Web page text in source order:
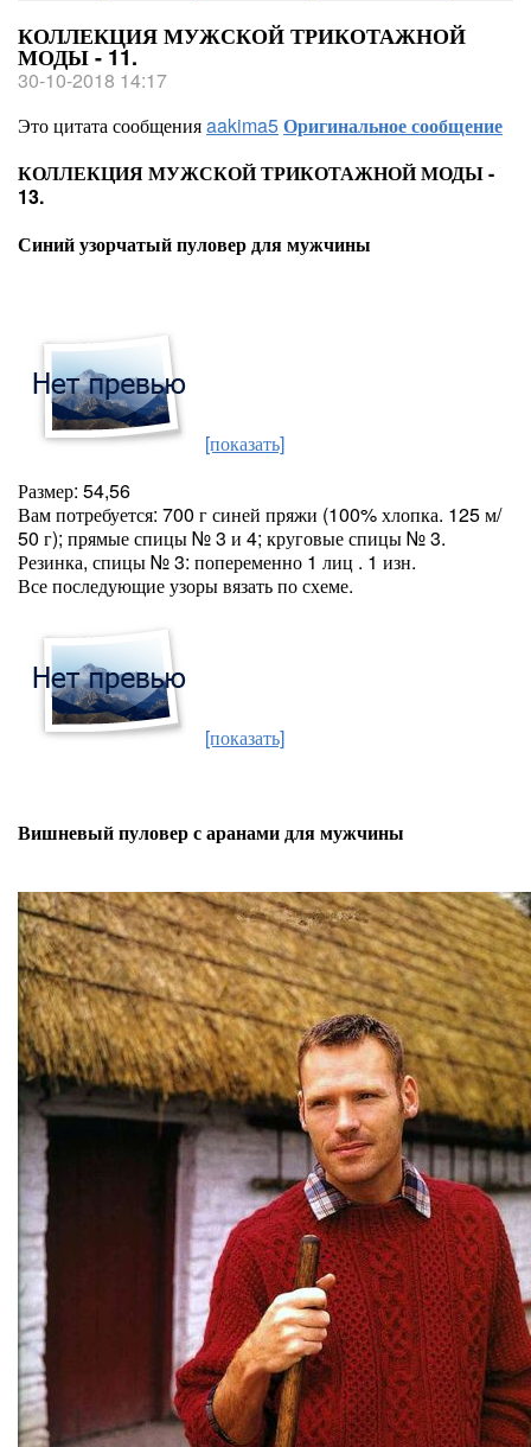
КОЛЛЕКЦИЯ МУЖСКОЙ ТРИКОТАЖНОЙ
МОДЫ - 11.
30-10-2018 14:17
Это цитата сообщенияaakima5Оригинальное сообщение
КОЛЛЕКЦИЯ МУЖСКОЙ ТРИКОТАЖНОЙ МОДЫ -
13.
Синий узорчатый пуловер для мужчины
[показать]
Размер: 54,56
Вам потребуется: 700 г синей пряжи (100% хлопка. 125 м/
50 г); прямые спицы № 3 и 4; круговые спицы № 3.
Резинка, спицы № 3: попеременно 1 лиц . 1 изн.
Все последующие узоры вязать по схеме.
[показать]
Вишневый пуловер с аранами для мужчины